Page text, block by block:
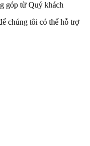
góp từ Quý khách
chúng tôi có thể hỗ trợ